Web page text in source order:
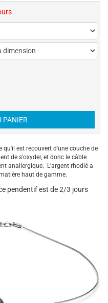
qu'il est recouvert d'une couche de
de s'oxyder, et donc le câble
anallergique. L'argent rhodié a
haut de gamme.
pendentif est de 2/3 jours